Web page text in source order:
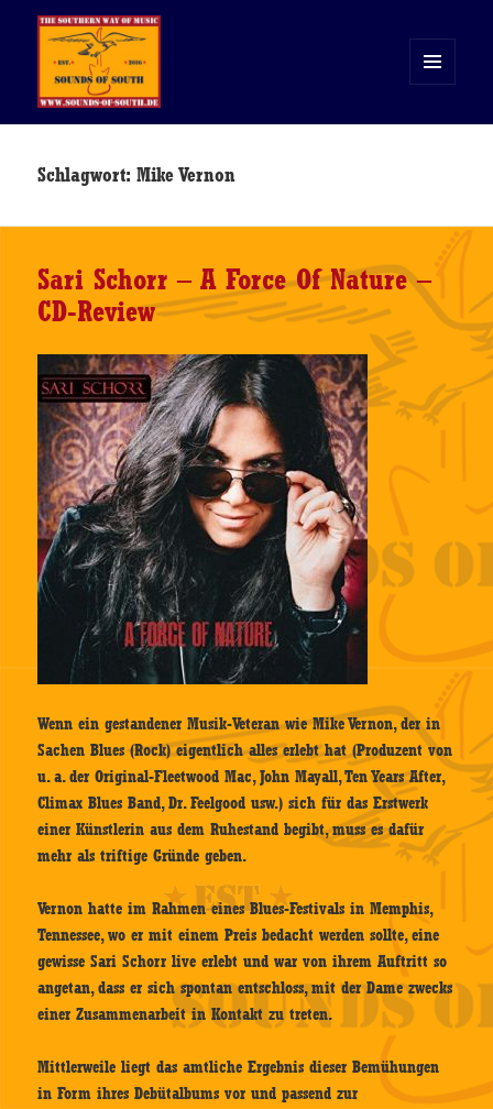
WIDGETS
Schlagwort:Mike Vernon
Sari Schorr – A Force Of Nature –
CD-Review
Wenn ein gestandener Musik-Veteran wie Mike Vernon, der in
Sachen Blues (Rock) eigentlich alles erlebt hat (Produzent von
u. a. der Original-Fleetwood Mac, John Mayall, Ten Years After,
Climax Blues Band, Dr. Feelgood usw.) sich für das Erstwerk
einer Künstlerin aus dem Ruhestand begibt, muss es dafür
mehr als triftige Gründe geben.
Vernon hatte im Rahmen eines Blues-Festivals in Memphis,
Tennessee, wo er mit einem Preis bedacht werden sollte, eine
gewisse Sari Schorr live erlebt und war von ihrem Auftritt so
angetan, dass er sich spontan entschloss, mit der Dame zwecks
einer Zusammenarbeit in Kontakt zu treten.
Mittlerweile liegt das amtliche Ergebnis dieser Bemühungen
in Form ihres Debütalbums vor und passend zur